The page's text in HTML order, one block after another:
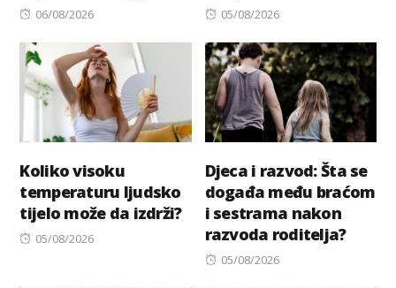
Posted
06/08/2026
Posted
05/08/2026
Koliko visoku
temperaturu ljudsko
tijelo može da izdrži?
Posted
05/08/2026
Djeca i razvod: Šta se
događa među braćom
i sestrama nakon
razvoda roditelja?
Posted
05/08/2026